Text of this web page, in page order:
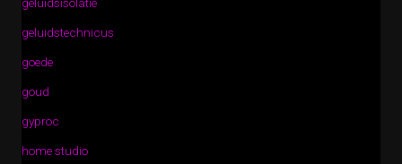
geluidstechnicus
goede
goud
gyproc
home studio